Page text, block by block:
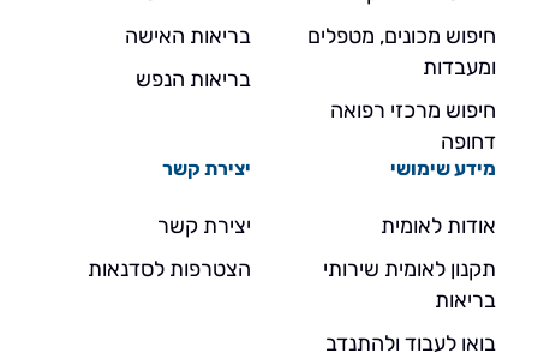
חיפוש מכונים, מטפלים
ומעבדות
חיפוש מרכזי רפואה
דחופה
בריאות האישה
בריאות הנפש
מידע שימושי
אודות לאומית
תקנון לאומית שירותי
בריאות
בואו לעבוד ולהתנדב
יצירת קשר
יצירת קשר
הצטרפות לסדנאות